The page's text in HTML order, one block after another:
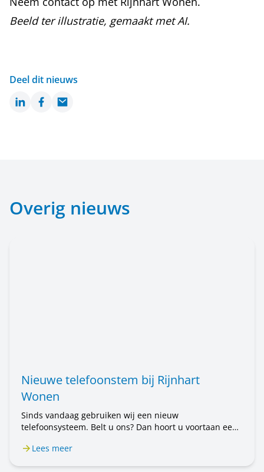
Beeld ter illustratie, gemaakt met AI.
Deel dit nieuws
LinkedInFacebook
Email
Overig nieuws
Nieuwe telefoonstem bij Rijnhart
Wonen
Sinds vandaag gebruiken wij een nieuw
telefoonsysteem. Belt u ons? Dan hoort u voortaan een
nog steeds met Rijnhart Wonen. Alleen de stem is
Lees meer